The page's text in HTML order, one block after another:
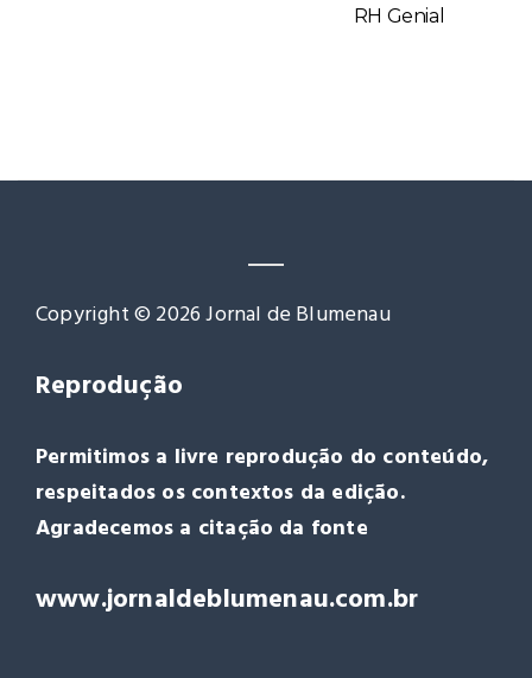
RH Genial
Copyright © 2026 Jornal de Blumenau
Reprodução
Permitimos a livre reprodução do conteúdo,
respeitados os contextos da edição.
Agradecemos a citação da fonte
www.jornaldeblumenau.com.br